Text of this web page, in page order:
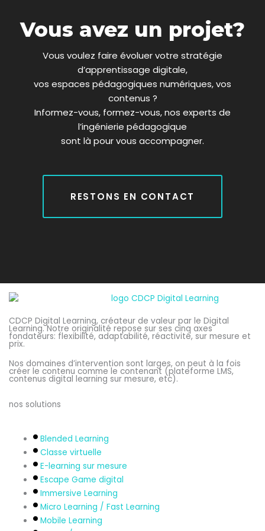
r
x
Vous avez un projet?
Vous voulez faire évoluer votre stratégie
d’apprentissage digitale,
vos espaces pédagogiques numériques, vos
contenus ?
Informez-vous, formez-vous, nos experts de
l’ingénierie pédagogique
sont là pour vous accompagner.
RESTONS EN CONTACT
CDCP Digital Learning, créateur de valeur par le Digital
Learning. Notre originalité repose sur ses cinq axes
fondateurs: flexibilité, adaptabilité, réactivité, sur mesure et
prix.
Nos domaines d’intervention sont larges, on peut à la fois
créer le contenu comme le contenant (plateforme LMS,
contenus digital learning sur mesure, etc).
nos solutions
Blended Learning
Classe virtuelle
E-learning sur mesure
Escape Game digital
Immersive Learning
Micro Learning / Fast Learning
Mobile Learning